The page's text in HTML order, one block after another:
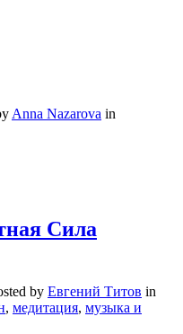
Anna Nazarova in
Сила
by Евгений Титов in
, медитация, музыка и